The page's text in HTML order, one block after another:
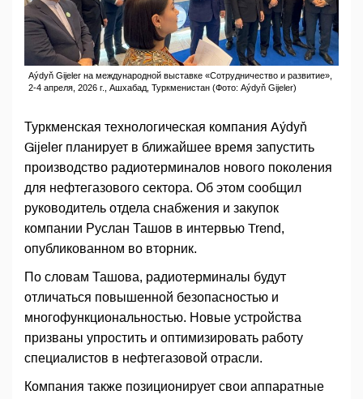
Aýdyň Gijeler на международной выставке «Сотрудничество и развитие»,
2-4 апреля, 2026 г., Ашхабад, Туркменистан (Фото: Aýdyň Gijeler)
Туркменская технологическая компания Aýdyň
Gijeler планирует в ближайшее время запустить
производство радиотерминалов нового поколения
для нефтегазового сектора. Об этом сообщил
руководитель отдела снабжения и закупок
компании Руслан Ташов в интервью Trend,
опубликованном во вторник.
По словам Ташова, радиотерминалы будут
отличаться повышенной безопасностью и
многофункциональностью. Новые устройства
призваны упростить и оптимизировать работу
специалистов в нефтегазовой отрасли.
Компания также позиционирует свои аппаратные